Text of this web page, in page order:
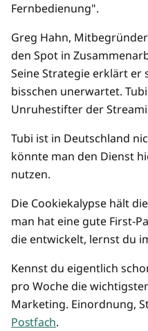
Fernbedienung".
Greg Hahn,
den Spot in
Seine Strategie erklärt er
bisschen unerwartet.
Unruhestifter der
Tubi ist in Deutschland
könnte man den Dienst
nutzen.
Die Cookiekalypse hält
man hat eine gute First-
die entwickelt, lernst du
Kennst du eigentlich
pro Woche die
Marketing. Einordnung,
Postfach.